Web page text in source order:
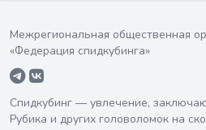
Межрегиональная общественная
«Федерация спидкубинга»
Спидкубинг — увлечение,
Рубика и других головоломок на